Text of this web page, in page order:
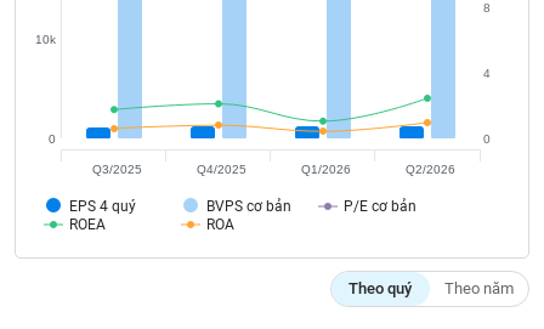
EPS 4 quý BVPS cơ bản
P/E cơ bản
ROEA
ROA
0
10k
0
4
8
Q3/2025 Q4/2025 Q1/2026 Q2/2026
Theo quý Theo năm
liệu